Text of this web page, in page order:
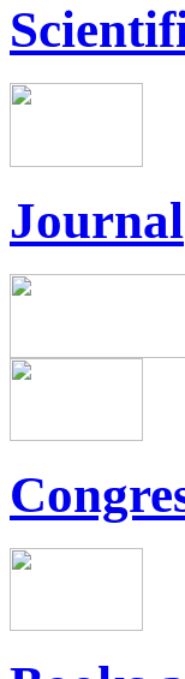
Journal